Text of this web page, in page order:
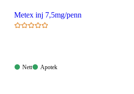
Metex inj 7,5mg/penn
Nett:
Nett
Apotek:
Apotek